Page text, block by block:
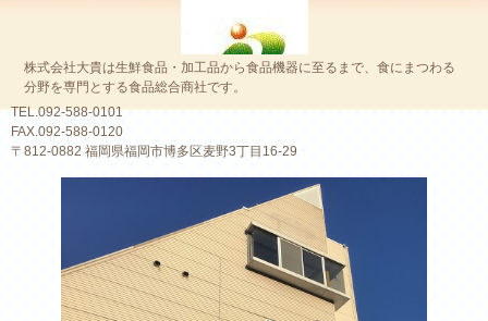
株式会社大貴は生鮮食品・加工品から食品機器に至るまで、食にまつわる
分野を専門とする食品総合商社です。
TEL.092-588-0101
FAX.092-588-0120
〒812-0882 福岡県福岡市博多区麦野3丁目16-29